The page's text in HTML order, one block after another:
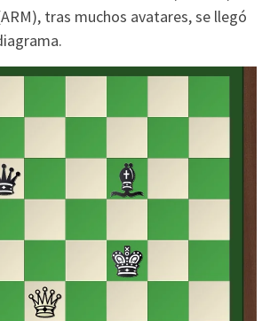
tras muchos avatares, se llegó